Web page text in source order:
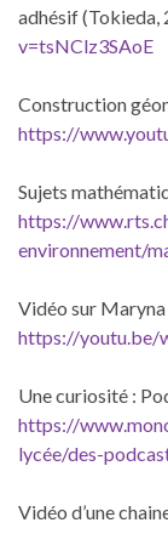
adhésif (Tokieda,
v=tsNClz3SAoE
Construction
https://
Sujets
https://
environnement/
Vidéo sur
https://youtu.be/
Une curiosité :
https://
lycée/des-
Vidéo d’une